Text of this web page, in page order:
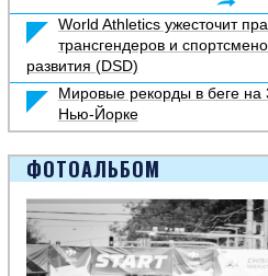
World Athletics ужесточит
трансгендеров и
развития (DSD)
Мировые рекорды в беге
Нью-Йорке
ФОТОАЛЬБОМ